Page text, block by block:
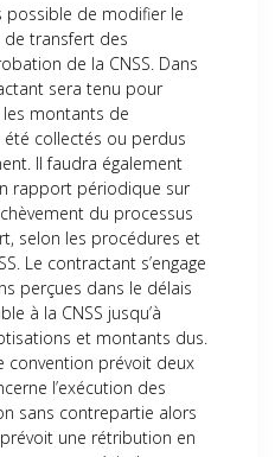
possible de modifier le
transfert des
de la CNSS. Dans
sera tenu pour
montants de
collectés ou perdus
Il faudra également
rapport périodique sur
du processus
selon les procédures et
Le contractant s’engage
perçues dans le délais
à la CNSS jusqu’à
et montants dus.
convention prévoit deux
l’exécution des
sans contrepartie alors
une rétribution en